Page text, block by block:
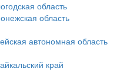
область
область
автономная область
край